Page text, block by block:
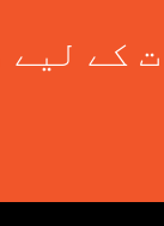
کے لیے